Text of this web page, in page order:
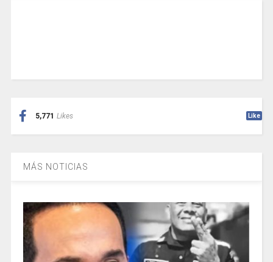
5,771 Likes Like
MÁS NOTICIAS